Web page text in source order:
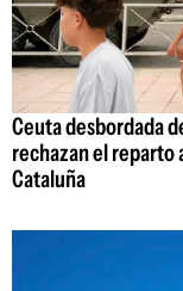
Ceuta desbordada
rechazan el reparto
Cataluña